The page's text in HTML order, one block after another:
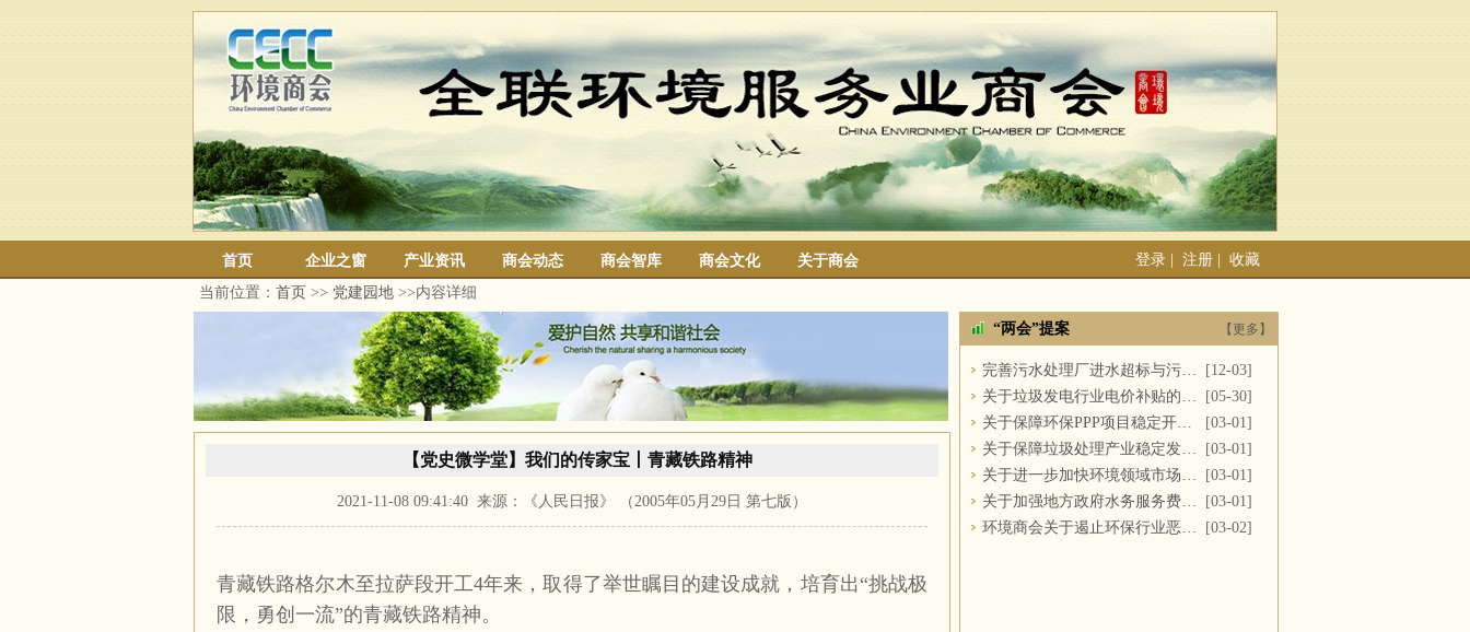
首页 企业之窗 产业资讯 商会动态 商会智库 商会文化 关于商会 登录 注册
收藏
当前位置： 首页 >> 党建园地 >>内容详细
【党史微学堂】我们的传家宝丨青藏铁路精神
2021-11-08 09:41:40 来源：《人民日报》 （2005年05月29日 第七版）
青藏铁路格尔木至拉萨段开工4年来，取得了举世瞩目的建设成就，培育出“挑战极
限，勇创一流”的青藏铁路精神。
“两会”提案 【更多】
完善污水处理厂进水超标与污泥处置
[12-03]
关于垃圾发电行业电价补贴的建议
[05-30]
关于保障环保PPP项目稳定开展的提案
[03-01]
关于保障垃圾处理产业稳定发展的议案
[03-01]
关于进一步加快环境领域市场化改革的议案
[03-01]
关于加强地方政府水务服务费用支付的议案
[03-01]
环境商会关于遏止环保行业恶性竞争的提案
[03-02]